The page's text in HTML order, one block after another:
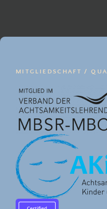
MITGLIEDSCHAFT /